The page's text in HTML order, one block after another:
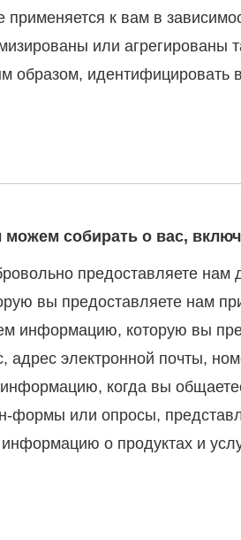
применяется к вам в
или агрегированы
образом, идентифицировать
собирать о вас,
предоставляете
вы предоставляете нам
информацию, которую вы
электронной почты,
когда вы
формы или опросы,
о продуктах и